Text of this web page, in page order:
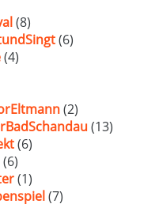
(8)
(6)
(4)
(2)
(13)
(6)
(6)
(1)
(7)